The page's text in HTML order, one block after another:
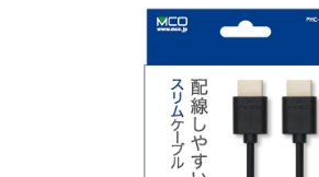
配線しやすいスリムケーブル